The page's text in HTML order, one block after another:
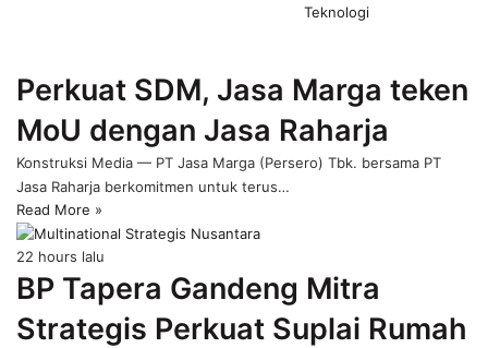
Teknologi
page
Perkuat SDM, Jasa Marga teken
MoU dengan Jasa Raharja
Konstruksi Media — PT Jasa Marga (Persero) Tbk. bersama PT
Jasa Raharja berkomitmen untuk terus…
Read More »
22 hours lalu
BP Tapera Gandeng Mitra
Strategis Perkuat Suplai Rumah